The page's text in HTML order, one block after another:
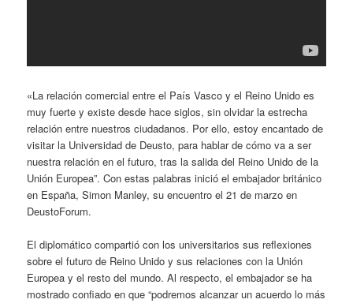
«La relación comercial entre el País Vasco y el Reino Unido es
muy fuerte y existe desde hace siglos, sin olvidar la estrecha
relación entre nuestros ciudadanos. Por ello, estoy encantado de
visitar la Universidad de Deusto, para hablar de cómo va a ser
nuestra relación en el futuro, tras la salida del Reino Unido de la
Unión Europea”. Con estas palabras inició el embajador británico
en España, Simon Manley, su encuentro el 21 de marzo en
DeustoForum.
El diplomático compartió con los universitarios sus reflexiones
sobre el futuro de Reino Unido y sus relaciones con la Unión
Europea y el resto del mundo. Al respecto, el embajador se ha
mostrado confiado en que “podremos alcanzar un acuerdo lo más